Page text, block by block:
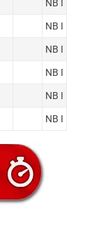
NB I
NB I
NB I
NB I
NB I
NB I